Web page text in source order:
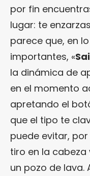
por fin
lugar: te
parece que, en
importantes, «
la dinámica de
en el momento
apretando el
que el tipo te
puede evitar,
tiro en la
un pozo de lava.